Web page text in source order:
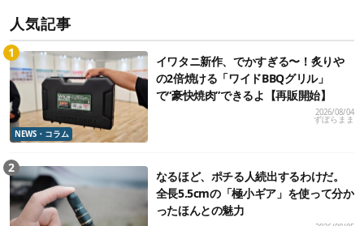
人気記事
NEWS・コラム
イワタニ新作、でかすぎる〜！炙りや
の2倍焼ける「ワイドBBQグリル」
で“豪快焼肉”できるよ【再販開始】
2026/08/04
ずぼらまま
なるほど、ポチる人続出するわけだ。
全長5.5cmの「極小ギア」を使って分か
ったほんとの魅力